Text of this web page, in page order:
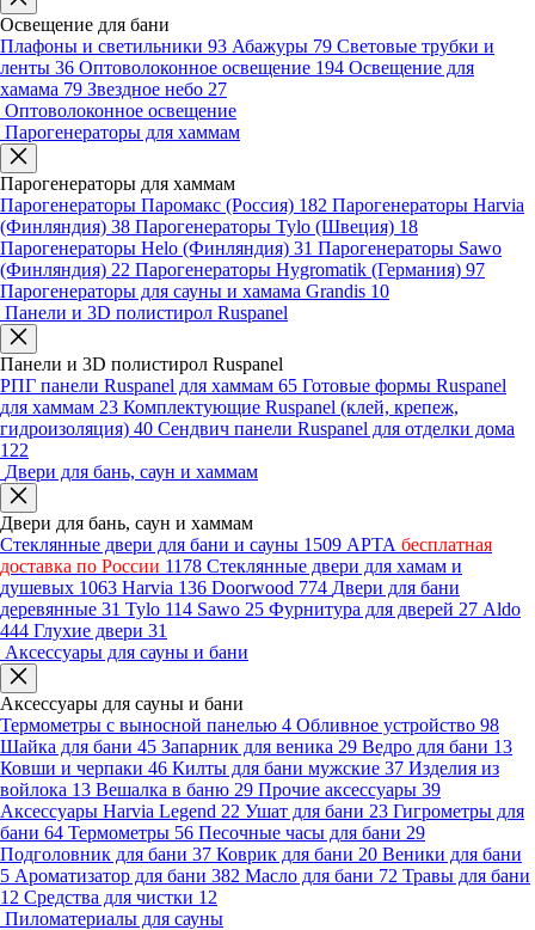
Освещение для бани
Плафоны и светильники 93 Абажуры 79 Световые трубки и
ленты 36 Оптоволоконное освещение 194 Освещение для
хамама 79 Звездное небо 27
Оптоволоконное освещение
Парогенераторы для хаммам
Парогенераторы для хаммам
Парогенераторы Паромакс (Россия) 182 Парогенераторы Harvia
(Финляндия) 38 Парогенераторы Tylo (Швеция) 18
Парогенераторы Helo (Финляндия) 31 Парогенераторы Sawo
(Финляндия) 22 Парогенераторы Hygromatik (Германия) 97
Парогенераторы для сауны и хамама Grandis 10
Панели и 3D полистирол Ruspanel
Панели и 3D полистирол Ruspanel
РПГ панели Ruspanel для хаммам 65 Готовые формы Ruspanel
для хаммам 23 Комплектующие Ruspanel (клей, крепеж,
гидроизоляция) 40 Сендвич панели Ruspanel для отделки дома
122
Двери для бань, саун и хаммам
Двери для бань, саун и хаммам
Стеклянные двери для бани и сауны 1509 АРТА бесплатная
доставка по России 1178 Стеклянные двери для хамам и
душевых 1063 Harvia 136 Doorwood 774 Двери для бани
деревянные 31 Tylo 114 Sawo 25 Фурнитура для дверей 27 Aldo
444 Глухие двери 31
Аксессуары для сауны и бани
Аксессуары для сауны и бани
Термометры с выносной панелью 4 Обливное устройство 98
Шайка для бани 45 Запарник для веника 29 Ведро для бани 13
Ковши и черпаки 46 Килты для бани мужские 37 Изделия из
войлока 13 Вешалка в баню 29 Прочие аксессуары 39
Аксессуары Harvia Legend 22 Ушат для бани 23 Гигрометры для
бани 64 Термометры 56 Песочные часы для бани 29
Подголовник для бани 37 Коврик для бани 20 Веники для бани
5 Ароматизатор для бани 382 Масло для бани 72 Травы для бани
12 Средства для чистки 12
Пиломатериалы для сауны